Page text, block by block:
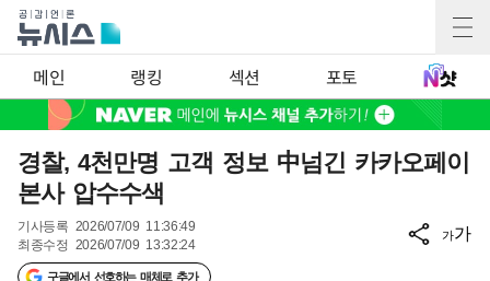
메인 랭킹 섹션 포토
경찰, 4천만명 고객 정보 中넘긴 카카오페이
본사 압수수색
기사등록 2026/07/09 11:36:49
최종수정 2026/07/09 13:32:24
구글에서 선호하는 매체로 추가
가가